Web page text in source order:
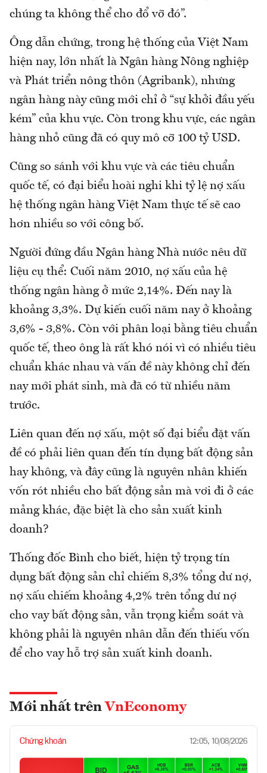
chúng ta không thể cho đổ vỡ đó”.
Ông dẫn chứng, trong hệ thống của Việt Nam
hiện nay, lớn nhất là Ngân hàng Nông nghiệp
và Phát triển nông thôn (Agribank), nhưng
ngân hàng này cũng mới chỉ ở “sự khởi đầu yếu
kém” của khu vực. Còn trong khu vực, các ngân
hàng nhỏ cũng đã có quy mô cỡ 100 tỷ USD.
Cũng so sánh với khu vực và các tiêu chuẩn
quốc tế, có đại biểu hoài nghi khi tỷ lệ nợ xấu
hệ thống ngân hàng Việt Nam thực tế sẽ cao
hơn nhiều so với công bố.
Người đứng đầu Ngân hàng Nhà nước nêu dữ
liệu cụ thể: Cuối năm 2010, nợ xấu của hệ
thống ngân hàng ở mức 2,14%. Đến nay là
khoảng 3,3%. Dự kiến cuối năm nay ở khoảng
3,6% - 3,8%. Còn với phân loại bằng tiêu chuẩn
quốc tế, theo ông là rất khó nói vì có nhiều tiêu
chuẩn khác nhau và vấn đề này không chỉ đến
nay mới phát sinh, mà đã có từ nhiều năm
trước.
Liên quan đến nợ xấu, một số đại biểu đặt vấn
đề có phải liên quan đến tín dụng bất động sản
hay không, và đây cũng là nguyên nhân khiến
vốn rót nhiều cho bất động sản mà vơi đi ở các
mảng khác, đặc biệt là cho sản xuất kinh
doanh?
Thống đốc Bình cho biết, hiện tỷ trọng tín
dụng bất động sản chỉ chiếm 8,3% tổng dư nợ,
nợ xấu chiếm khoảng 4,2% trên tổng dư nợ
cho vay bất động sản, vẫn trọng kiểm soát và
không phải là nguyên nhân dẫn đến thiếu vốn
để cho vay hỗ trợ sản xuất kinh doanh.
Mới nhất trên VnEconomy
Chứng khoán 12:05, 10/08/2026